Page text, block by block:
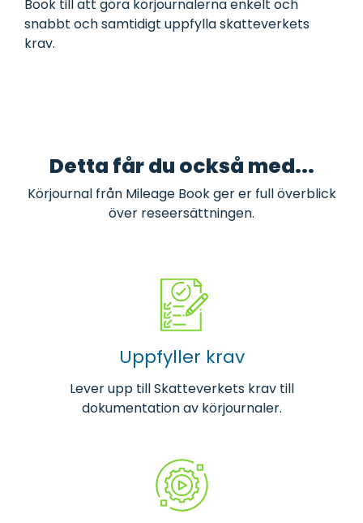
Book till att göra körjournalerna enkelt och
snabbt och samtidigt uppfylla skatteverkets
krav.
Detta får du också med...
Körjournal från Mileage Book ger er full överblick
över reseersättningen.
Uppfyller krav
Lever upp till Skatteverkets krav till
dokumentation av körjournaler.